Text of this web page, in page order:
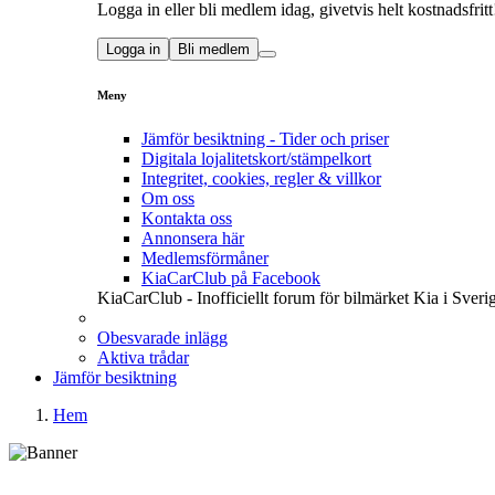
Logga in eller bli medlem idag, givetvis helt
Logga in Bli medlem
Meny
Jämför besiktning - Tider och priser
Digitala lojalitetskort/stämpelkort
Integritet, cookies, regler & villkor
Om oss
Kontakta oss
Annonsera här
Medlemsförmåner
KiaCarClub på Facebook
KiaCarClub - Inofficiellt forum för bilmärket Kia i
Obesvarade inlägg
Aktiva trådar
Jämför besiktning
Hem